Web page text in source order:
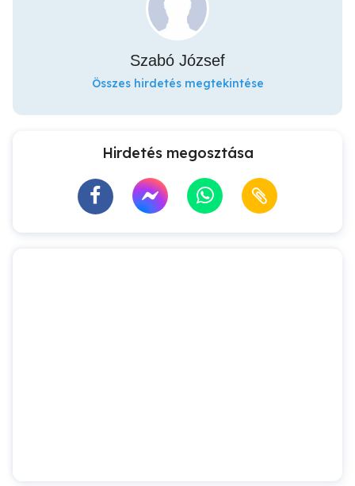
Szabó József
Összes hirdetés megtekintése
Hirdetés megosztása